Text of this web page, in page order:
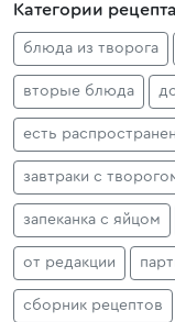
Категории рецепта
блюда из творога
вторые блюда
есть
завтраки с
запеканка с яйцом
от редакции
сборник рецептов